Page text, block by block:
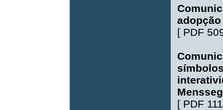
[ PDF
[ PDF